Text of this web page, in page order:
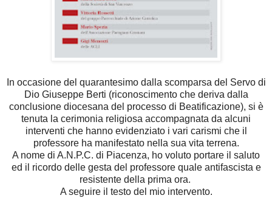
In occasione del quarantesimo dalla scomparsa del Servo di
Dio Giuseppe Berti (riconoscimento che deriva dalla
conclusione diocesana del processo di Beatificazione), si è
tenuta la cerimonia religiosa accompagnata da alcuni
interventi che hanno evidenziato i vari carismi che il
professore ha manifestato nella sua vita terrena.
A nome di A.N.P.C. di Piacenza, ho voluto portare il saluto
ed il ricordo delle gesta del professore quale antifascista e
resistente della prima ora.
A seguire il testo del mio intervento.